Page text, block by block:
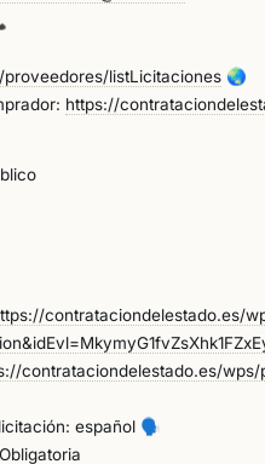
listLicitaciones 🌏
https://
contrataciondelestado.es/
contrataciondelestado.es/wps/
español 🗣️